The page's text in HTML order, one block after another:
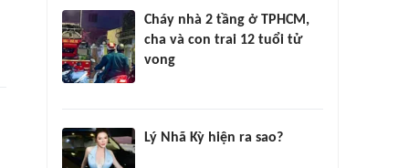
Cháy nhà 2 tầng ở TPHCM,
cha và con trai 12 tuổi tử
vong
Lý Nhã Kỳ hiện ra sao?